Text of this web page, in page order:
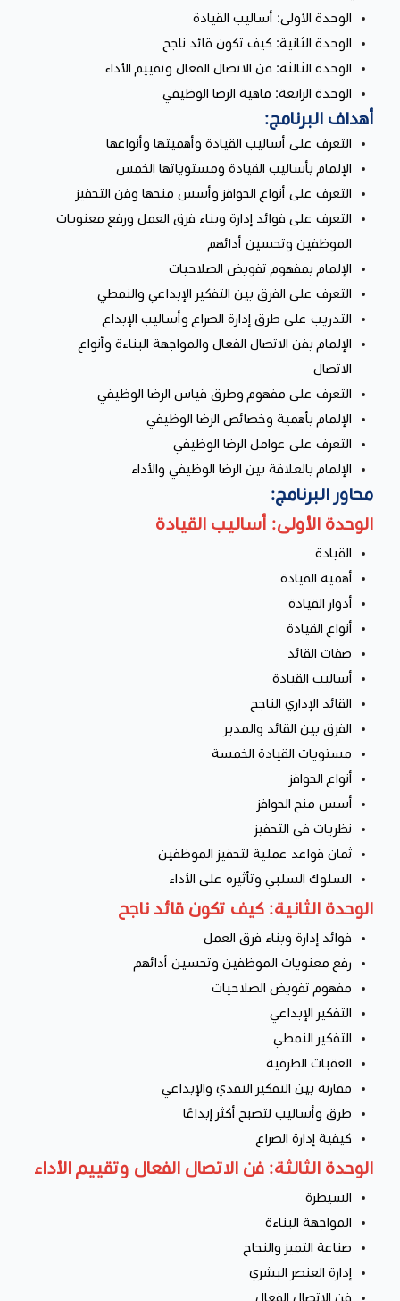
الوحدة الأولى: أساليب القيادة
الوحدة الثانية: كيف تكون قائد ناجح
الوحدة الثالثة: فن الاتصال الفعال وتقييم الأداء
الوحدة الرابعة: ماهية الرضا الوظيفي
أهداف البرنامج:
التعرف على أساليب القيادة وأهميتها وأنواعها
الإلمام بأساليب القيادة ومستوياتها الخمس
التعرف على أنواع الحوافز وأسس منحها وفن التحفيز
التعرف على فوائد إدارة وبناء فرق العمل ورفع معنويات
الموظفين وتحسين أدائهم
الإلمام بمفهوم تفويض الصلاحيات
التعرف على الفرق بين التفكير الإبداعي والنمطي
التدريب على طرق إدارة الصراع وأساليب الإبداع
الإلمام بفن الاتصال الفعال والمواجهة البناءة وأنواع
الاتصال
التعرف على مفهوم وطرق قياس الرضا الوظيفي
الإلمام بأهمية وخصائص الرضا الوظيفي
التعرف على عوامل الرضا الوظيفي
الإلمام بالعلاقة بين الرضا الوظيفي والأداء
محاور البرنامج:
الوحدة الأولى: أساليب القيادة
القيادة
أهمية القيادة
أدوار القيادة
أنواع القيادة
صفات القائد
أساليب القيادة
القائد الإداري الناجح
الفرق بين القائد والمدير
مستويات القيادة الخمسة
أنواع الحوافز
أسس منح الحوافز
نظريات في التحفيز
ثمان قواعد عملية لتحفيز الموظفين
السلوك السلبي وتأثيره على الأداء
الوحدة الثانية: كيف تكون قائد ناجح
فوائد إدارة وبناء فرق العمل
رفع معنويات الموظفين وتحسين أدائهم
مفهوم تفويض الصلاحيات
التفكير الإبداعي
التفكير النمطي
العقبات الطرفية
مقارنة بين التفكير النقدي والإبداعي
طرق وأساليب لتصبح أكثر إبداعًا
كيفية إدارة الصراع
الوحدة الثالثة: فن الاتصال الفعال وتقييم الأداء
السيطرة
المواجهة البناءة
صناعة التميز والنجاح
إدارة العنصر البشري
فن الاتصال الفعال